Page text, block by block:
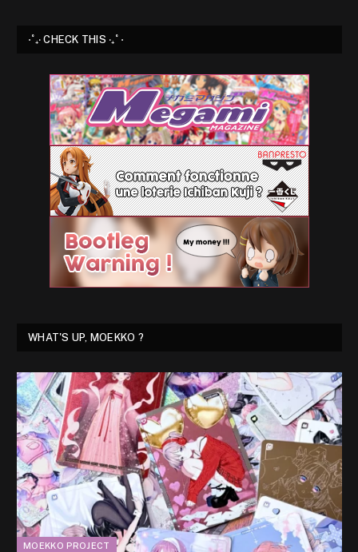
⋅˚₊‧ CHECK THIS ‧₊˚ ⋅
WHAT'S UP, MOEKKO ?
MOEKKO PROJECT